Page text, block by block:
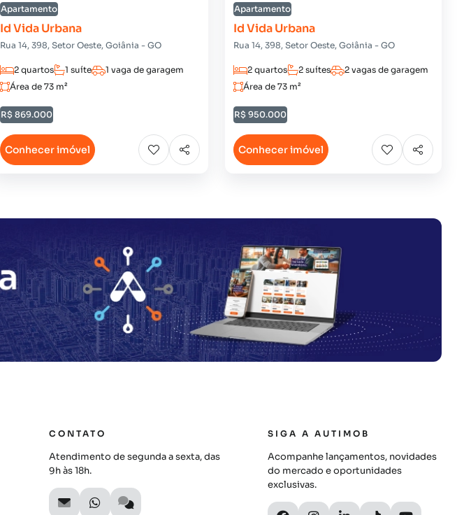
Apartamento
Id Vida Urbana
Rua 14, 398, Setor Oeste, Goiânia - GO
2 quartos 1 suíte
1 vaga de garagem
Área de 73 m²
R$ 869.000
Conhecer imóvel
Apartamento
Id Vida Urbana
Rua 14, 398, Setor Oeste, Goiânia - GO
2 quartos 2 suítes
2 vagas de garagem
Área de 73 m²
R$ 950.000
Conhecer imóvel
CONTATO
Atendimento de segunda a sexta, das
9h às 18h.
SIGA A AUTIMOB
Acompanhe lançamentos, novidades
do mercado e oportunidades
exclusivas.